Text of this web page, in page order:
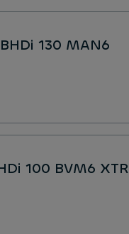
130 MAN6
100 BVM6 XTR